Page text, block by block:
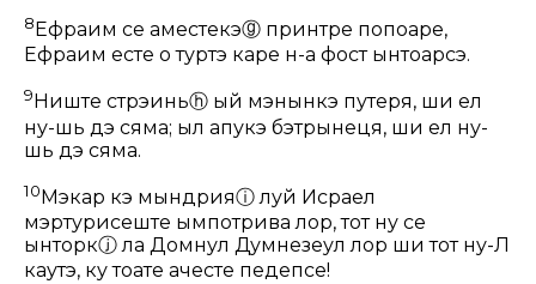
8 Ефраим се аместекэⓖ принтре попоаре,
Ефраим есте о туртэ каре н-а фост ынтоарсэ.
9 Ниште стрэиньⓗ ый мэнынкэ путеря, ши ел
ну-шь дэ сяма; ыл апукэ бэтрынеця, ши ел ну-
шь дэ сяма.
10Мэкар кэ мындрияⓘлуй Исраел
мэртурисеште ымпотрива лор, тот ну се
ынторкⓙла Домнул Думнезеул лор ши тот ну-Л
каутэ, ку тоате ачесте педепсе!